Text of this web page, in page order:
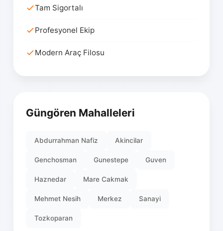
Tam Sigortalı
Profesyonel Ekip
Modern Araç Filosu
Güngören Mahalleleri
Abdurrahman Nafiz Akincilar
Genchosman Gunestepe Guven
Haznedar Mare Cakmak
Mehmet Nesih Merkez Sanayi
Tozkoparan